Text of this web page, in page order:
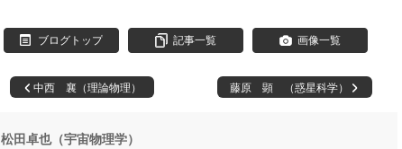
ブログトップ 記事一覧 画像一覧
中西 襄（理論物理） 藤原 顕 （惑星科学）
松田卓也（宇宙物理学）